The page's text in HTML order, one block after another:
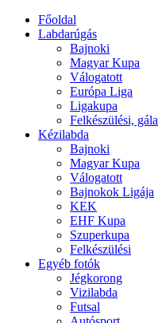
Főoldal
Labdarúgás
Bajnoki
Magyar Kupa
Válogatott
Európa Liga
Ligakupa
Felkészülési, gála
Kézilabda
Bajnoki
Magyar Kupa
Válogatott
Bajnokok Ligája
KEK
EHF Kupa
Szuperkupa
Felkészülési
Egyéb fotók
Jégkorong
Vizilabda
Futsal